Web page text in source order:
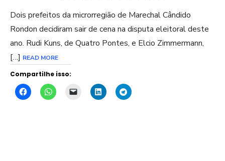
Dois prefeitos da microrregião de Marechal Cândido
Rondon decidiram sair de cena na disputa eleitoral deste
ano. Rudi Kuns, de Quatro Pontes, e Elcio Zimmermann,
[…] READ MORE
Compartilhe isso: